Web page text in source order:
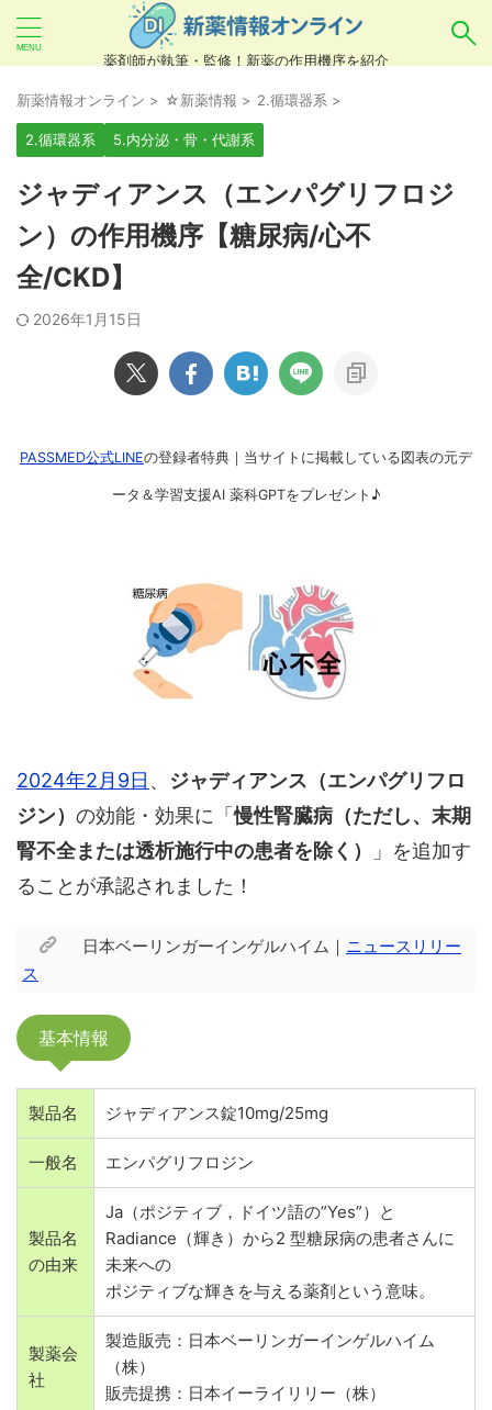
薬剤師が執筆・監修！新薬の作用機序を紹介
あいまい検索（例：ひらがな、誤字）には対応し
ていませんので、製品名・一般名・キーワードな
どを
カタカナでご入力ください。
良い例：テセントリク
悪い例：てせんとりく テセンタリク
新薬情報オンライン > ☆新薬情報 > 2.循環器系 >
2.循環器系 5.内分泌・骨・代謝系
ジャディアンス（エンパグリフロジ
ン）の作用機序【糖尿病/心不
全/CKD】
2026年1月15日
PASSMED公式LINEの登録者特典｜当サイトに掲載している図表の元デ
ータ＆学習支援AI 薬科GPTをプレゼント♪
2024年2月9日 、 ジャディアンス（エンパグリフロ
ジン） の効能・効果に「慢性腎臓病（ただし、末期
腎不全または透析施行中の患者を除く）
」を追加す
ることが承認されました！
日本ベーリンガーインゲルハイム｜ ニュースリリー
ス
基本情報
製品名 ジャディアンス錠10mg/25mg
一般名 エンパグリフロジン
製品名
の由来
Ja（ポジティブ，ドイツ語の”Yes”）と
Radiance（輝き）から2 型糖尿病の患者さんに
未来への
ポジティブな輝きを与える薬剤という意味。
製薬会
社
製造販売：日本ベーリンガーインゲルハイム
（株）
販売提携：日本イーライリリー（株）